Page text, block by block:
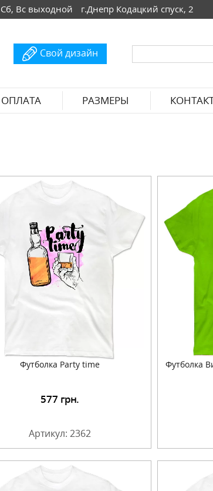
Вс выходной г.Днепр Кодацкий спуск, 2
Свой дизайн
РАЗМЕРЫ
Футболка Party time
577 грн.
Артикул: 2362
Футболка
Подробнее